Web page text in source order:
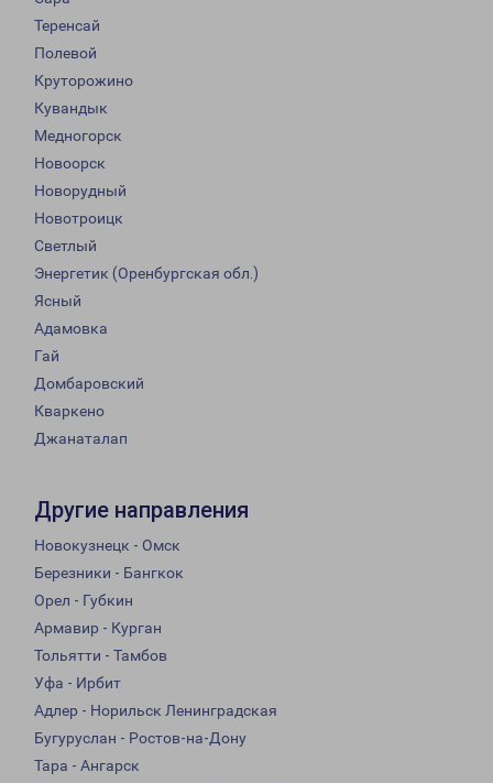
Теренсай
Полевой
Круторожино
Кувандык
Медногорск
Новоорск
Новорудный
Новотроицк
Светлый
Энергетик (Оренбургская обл.)
Ясный
Адамовка
Гай
Домбаровский
Кваркено
Джанаталап
Другие направления
Новокузнецк - Омск
Березники - Бангкок
Орел - Губкин
Армавир - Курган
Тольятти - Тамбов
Уфа - Ирбит
Адлер - Норильск Ленинградская
Бугуруслан - Ростов-на-Дону
Тара - Ангарск